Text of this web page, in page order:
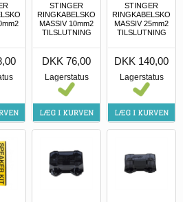
STINGER
RINGKABELSKO
MASSIV 10mm2
TILSLUTNING
DKK 76,00
Lagerstatus
STINGER
RINGKABELSKO
MASSIV 25mm2
TILSLUTNING
DKK 140,00
Lagerstatus